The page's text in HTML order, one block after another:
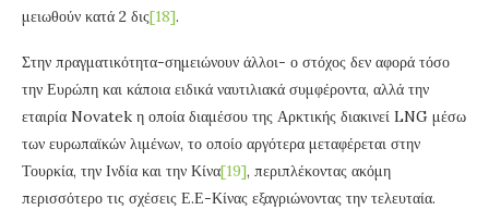
μειωθούν κατά 2 δις[18].
Στην πραγματικότητα-σημειώνουν άλλοι- ο στόχος δεν αφορά τόσο
την Ευρώπη και κάποια ειδικά ναυτιλιακά συμφέροντα, αλλά την
εταιρία Novatek η οποία διαμέσου της Αρκτικής διακινεί LNG μέσω
των ευρωπαϊκών λιμένων, το οποίο αργότερα μεταφέρεται στην
Τουρκία, την Ινδία και την Κίνα[19], περιπλέκοντας ακόμη
περισσότερο τις σχέσεις Ε.Ε-Κίνας εξαγριώνοντας την τελευταία.